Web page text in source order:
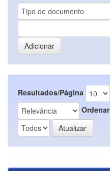
Resultados/Página
Ordenar